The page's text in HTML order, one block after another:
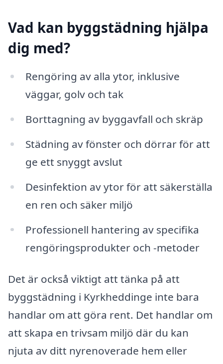
Vad kan byggstädning hjälpa
dig med?
Rengöring av alla ytor, inklusive
väggar, golv och tak
Borttagning av byggavfall och skräp
Städning av fönster och dörrar för att
ge ett snyggt avslut
Desinfektion av ytor för att säkerställa
en ren och säker miljö
Professionell hantering av specifika
rengöringsprodukter och -metoder
Det är också viktigt att tänka på att
byggstädning i Kyrkheddinge inte bara
handlar om att göra rent. Det handlar om
att skapa en trivsam miljö där du kan
njuta av ditt nyrenoverade hem eller